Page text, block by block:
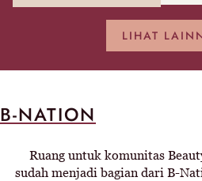
LIHAT
B-NATION
Ruang untuk komunitas
sudah menjadi bagian dari B-